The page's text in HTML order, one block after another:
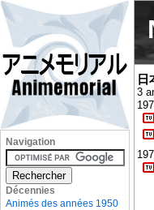
3
Navigation
Décennies
Animés des années 1950